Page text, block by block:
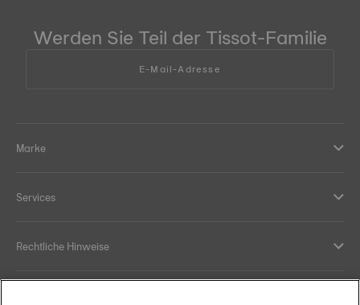
Werden Sie Teil der Tissot-Familie
E-Mail-Adresse
Marke
Services
Rechtliche Hinweise